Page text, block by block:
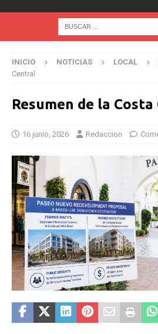
INICIO NOTICIAS LOCAL
Central
Resumen de la
16 junio, 2026 Redaccion